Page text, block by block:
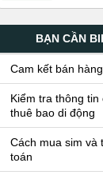
BẠN CẦN
Cam kết bán hàng
Kiểm tra thông tin
thuê bao di động
Cách mua sim và
toán